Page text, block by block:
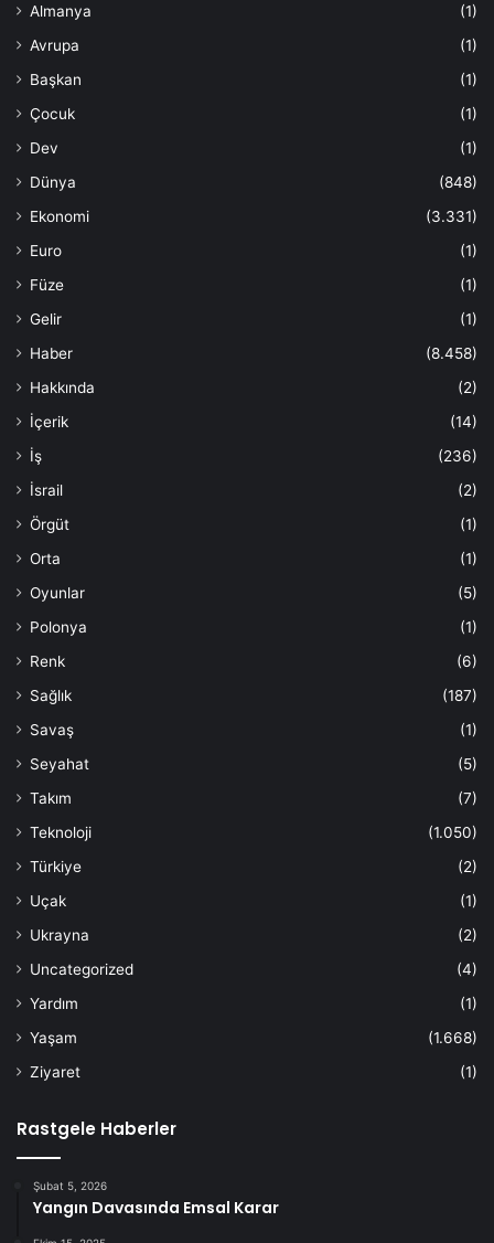
Almanya
(1)
Avrupa
(1)
Başkan
(1)
Çocuk
(1)
Dev
(1)
Dünya
(848)
Ekonomi
(3.331)
Euro
(1)
Füze
(1)
Gelir
(1)
Haber
(8.458)
Hakkında
(2)
İçerik
(14)
İş
(236)
İsrail
(2)
Örgüt
(1)
Orta
(1)
Oyunlar
(5)
Polonya
(1)
Renk
(6)
Sağlık
(187)
Savaş
(1)
Seyahat
(5)
Takım
(7)
Teknoloji
(1.050)
Türkiye
(2)
Uçak
(1)
Ukrayna
(2)
Uncategorized
(4)
Yardım
(1)
Yaşam
(1.668)
Ziyaret
(1)
Rastgele Haberler
Şubat 5, 2026
Yangın Davasında Emsal Karar